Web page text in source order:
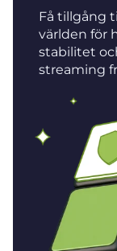
Få tillgång
världen för
stabilitet
streaming